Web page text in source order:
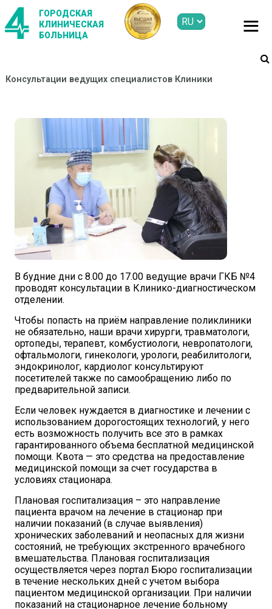
ГОРОДСКАЯ
КЛИНИЧЕСКАЯ
БОЛЬНИЦА
Консультации ведущих специалистов Клиники
В будние дни с 8.00 до 17.00 ведущие врачи ГКБ №4
проводят консультации в Клинико-диагностическом
отделении.
Чтобы попасть на приём направление поликлиники
не обязательно, наши врачи хирурги, травматологи,
ортопеды, терапевт, комбустиологи, невропатологи,
офтальмологи, гинекологи, урологи, реабилитологи,
эндокринолог, кардиолог консультируют
посетителей также по самообращению либо по
предварительной записи.
Если человек нуждается в диагностике и лечении с
использованием дорогостоящих технологий, у него
есть возможность получить все это в рамках
гарантированного объема бесплатной медицинской
помощи. Квота — это средства на предоставление
медицинской помощи за счет государства в
условиях стационара.
Плановая госпитализация – это направление
пациента врачом на лечение в стационар при
наличии показаний (в случае выявления)
хронических заболеваний и неопасных для жизни
состояний, не требующих экстренного врачебного
вмешательства. Плановая госпитализация
осуществляется через портал Бюро госпитализации
в течение нескольких дней с учетом выбора
пациентом медицинской организации. При наличии
показаний на стационарное лечение больному